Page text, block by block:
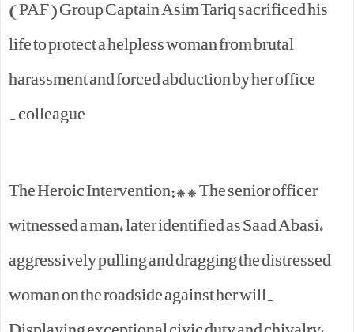
(PAF) Group Captain Asim Tariq sacrificed his
life to protect a helpless woman from brutal
harassment and forced abduction by her office
colleague.
The Heroic Intervention:** The senior officer
witnessed a man, later identified as Saad Abasi,
aggressively pulling and dragging the distressed
woman on the roadside against her will.